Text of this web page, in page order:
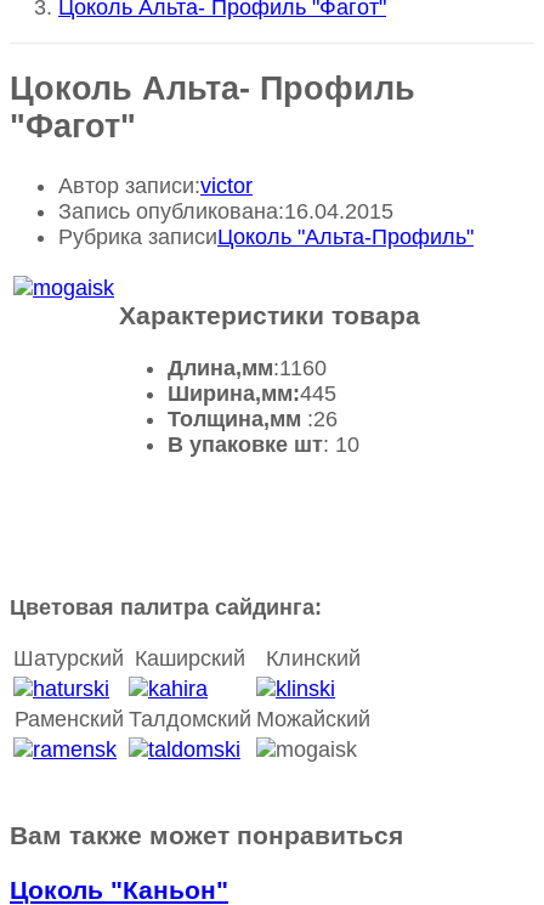
Цоколь Альта- Профиль "Фагот"
Цоколь Альта- Профиль
"Фагот"
Автор записи:victor
Запись опубликована:16.04.2015
Рубрика записиЦоколь "Альта-Профиль"
Характеристики товара
Длина,мм:1160
Ширина,мм:445
Толщина,мм :26
В упаковке шт: 10
Цветовая палитра сайдинга:
Шатурский Каширский Клинский
Раменский Талдомский Можайский
Вам также может понравиться
Цоколь "Каньон"